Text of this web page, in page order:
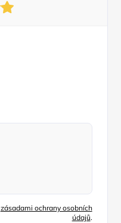
zásadami ochrany osobních
údajů.